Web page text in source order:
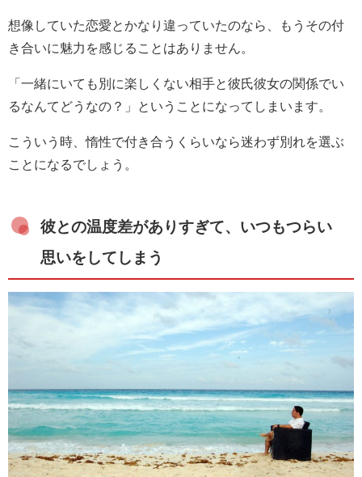
想像していた恋愛とかなり違っていたのなら、もうその付
き合いに魅力を感じることはありません。
「一緒にいても別に楽しくない相手と彼氏彼女の関係でい
るなんてどうなの？」ということになってしまいます。
こういう時、惰性で付き合うくらいなら迷わず別れを選ぶ
ことになるでしょう。
彼との温度差がありすぎて、いつもつらい
思いをしてしまう